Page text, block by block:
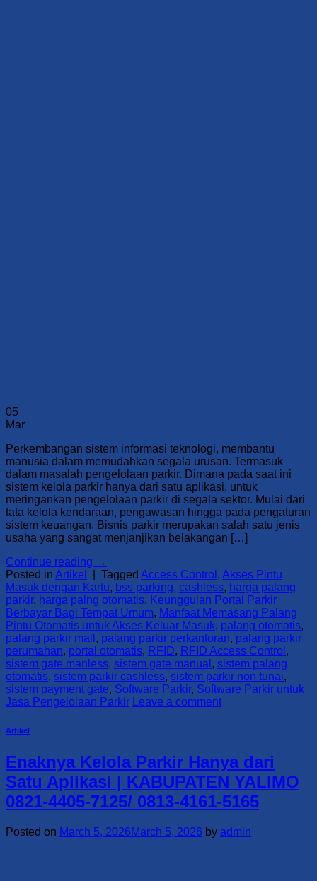
05
Mar
Perkembangan sistem informasi teknologi, membantu
manusia dalam memudahkan segala urusan. Termasuk
dalam masalah pengelolaan parkir. Dimana pada saat ini
sistem kelola parkir hanya dari satu aplikasi, untuk
meringankan pengelolaan parkir di segala sektor. Mulai dari
tata kelola kendaraan, pengawasan hingga pada pengaturan
sistem keuangan. Bisnis parkir merupakan salah satu jenis
usaha yang sangat menjanjikan belakangan […]
Continue reading →
Posted in Artikel Tagged Access Control , Akses Pintu
Masuk dengan Kartu, bss parking, cashless, harga palang
parkir, harga palng otomatis, Keunggulan Portal Parkir
Berbayar Bagi Tempat Umum, Manfaat Memasang Palang
Pintu Otomatis untuk Akses Keluar Masuk, palang otomatis,
palang parkir mall , palang parkir perkantoran, palang parkir
perumahan, portal otomatis, RFID, RFID Access Control ,
sistem gate manless, sistem gate manual , sistem palang
otomatis, sistem parkir cashless, sistem parkir non tunai,
sistem payment gate, Software Parkir, Software Parkir untuk
Jasa Pengelolaan Parkir
Leave a comment
Artikel
Enaknya Kelola Parkir Hanya dari
Satu Aplikasi | KABUPATEN YALIMO
0821-4405-7125/ 0813-4161-5165
Posted on March 5, 2026March 5, 2026 by admin